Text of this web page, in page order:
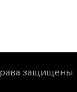
защищены.